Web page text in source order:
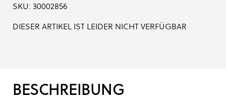
SKU: 30002856
DIESER ARTIKEL IST LEIDER NICHT VERFÜGBAR
BESCHREIBUNG